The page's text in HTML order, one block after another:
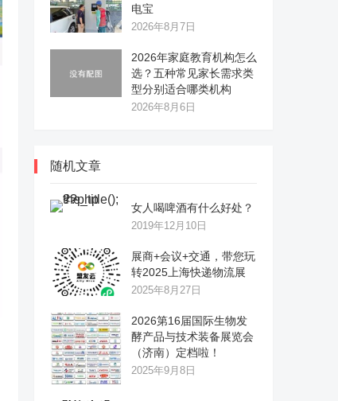
电宝
2026年8月7日
2026年家庭教育机构怎么
选？五种常见家长需求类
型分别适合哪类机构
2026年8月6日
随机文章
女人喝啤酒有什么好处？
2019年12月10日
展商+会议+交通，带您玩
转2025上海快递物流展
2025年8月27日
2026第16届国际生物发
酵产品与技术装备展览会
（济南）定档啦！
2025年9月8日